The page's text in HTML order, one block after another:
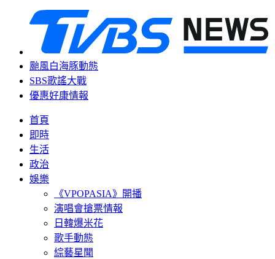
颱風白海豚動態
SBS歌謠大戰
優惠好康情報
首頁
即時
生活
政治
娛樂
《VPOPASIA》開播
演唱會搶票情報
日韓爆米花
歌手動態
綜藝星聞